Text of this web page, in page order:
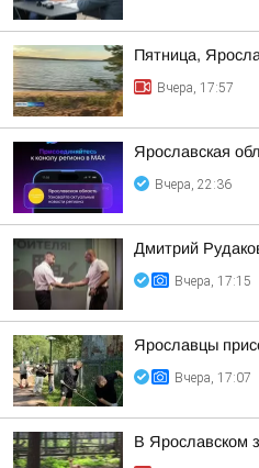
Пятница,
Вчера, 17:57
Ярославская
Вчера, 22:36
Дмитрий
Вчера, 17:15
Ярославцы
Вчера, 17:07
В Ярославском